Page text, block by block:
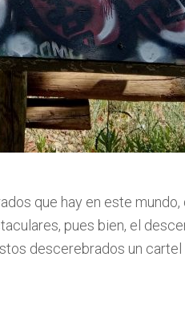
que hay en este
pues bien, el
descerebrados un cartel